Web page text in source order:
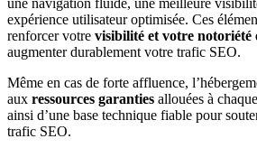
expérience utilisateur optimisée. Ces
renforcer votre visibilité et votre notoriété
augmenter durablement votre trafic SEO.
Même en cas de forte affluence,
aux ressources garanties allouées à
ainsi d’une base technique fiable pour
trafic SEO.